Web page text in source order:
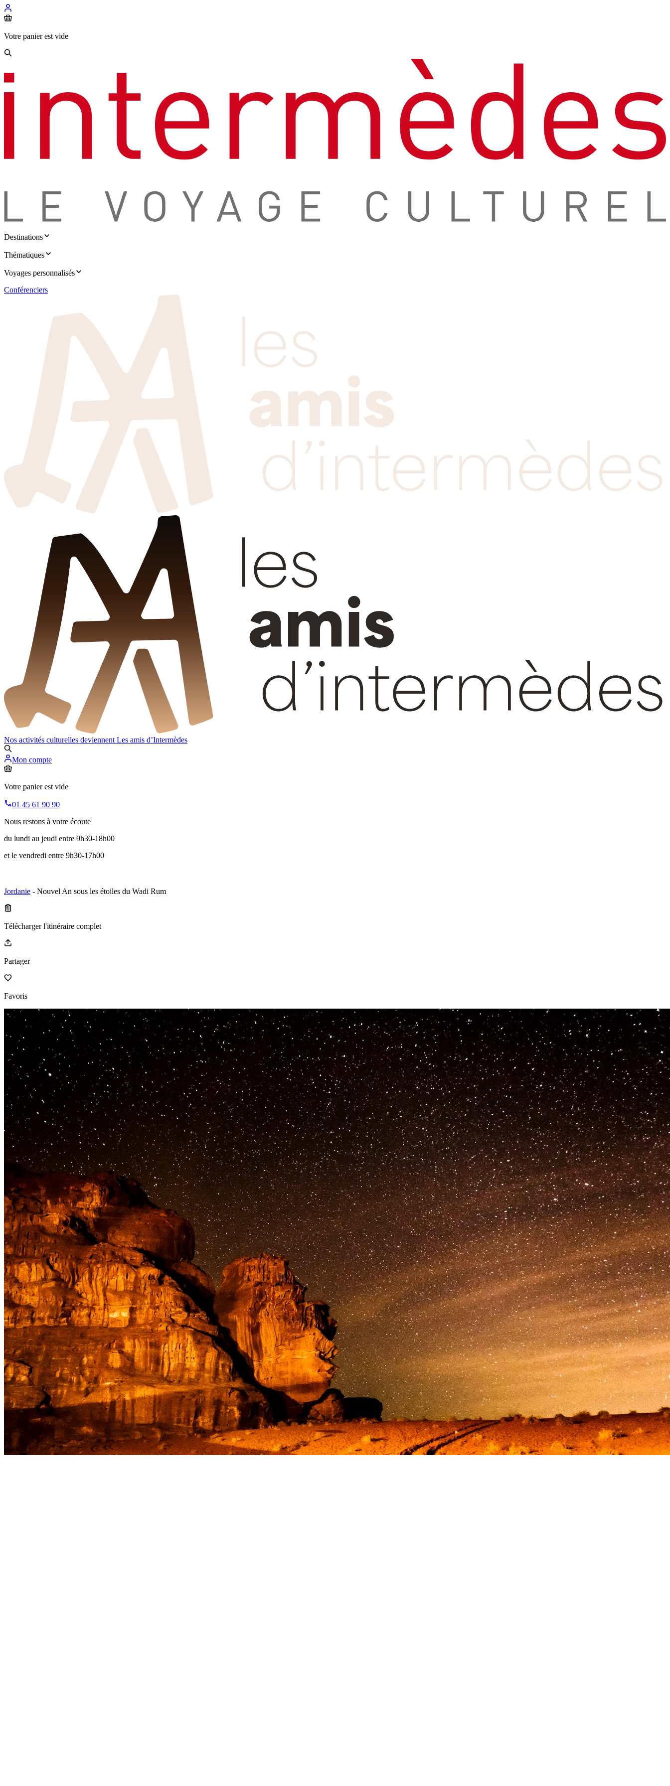
Votre panier est vide
Destinations
Thématiques
Voyages personnalisés
Conférenciers
Nos activités culturelles deviennent Les amis d’Intermèdes
Mon compte
Votre panier est vide
01 45 61 90 90
Nous restons à votre écoute
du lundi au jeudi entre 9h30-18h00
et le vendredi entre 9h30-17h00
Jordanie - Nouvel An sous les étoiles du Wadi Rum
Télécharger l'itinéraire complet
Partager
Favoris